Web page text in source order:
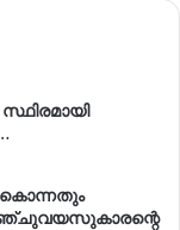
കൊന്നതും